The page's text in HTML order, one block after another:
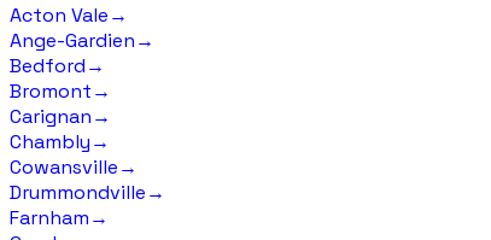
Acton Vale→
Ange-Gardien→
Bedford→
Bromont→
Carignan→
Chambly→
Cowansville→
Drummondville→
Farnham→